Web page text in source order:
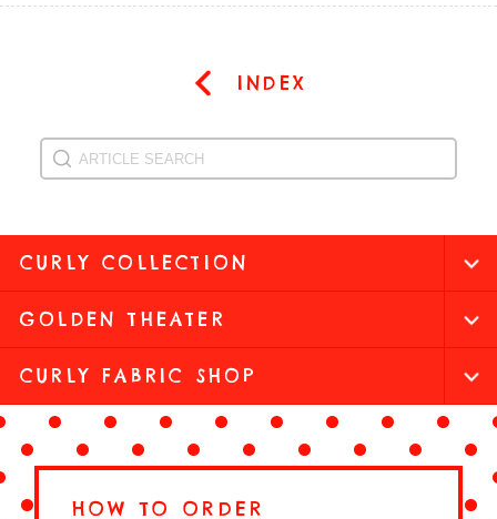
INDEX
CURLY COLLECTION
GOLDEN THEATER
CURLY FABRIC SHOP
HOW TO ORDER